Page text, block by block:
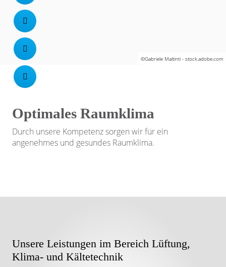
©Gabriele Maltinti - stock.adobe.com
Optimales Raumklima
Durch unsere Kompetenz sorgen wir für ein
angenehmes und gesundes Raumklima.
Unsere Leistungen im Bereich Lüftung,
Klima- und Kältetechnik